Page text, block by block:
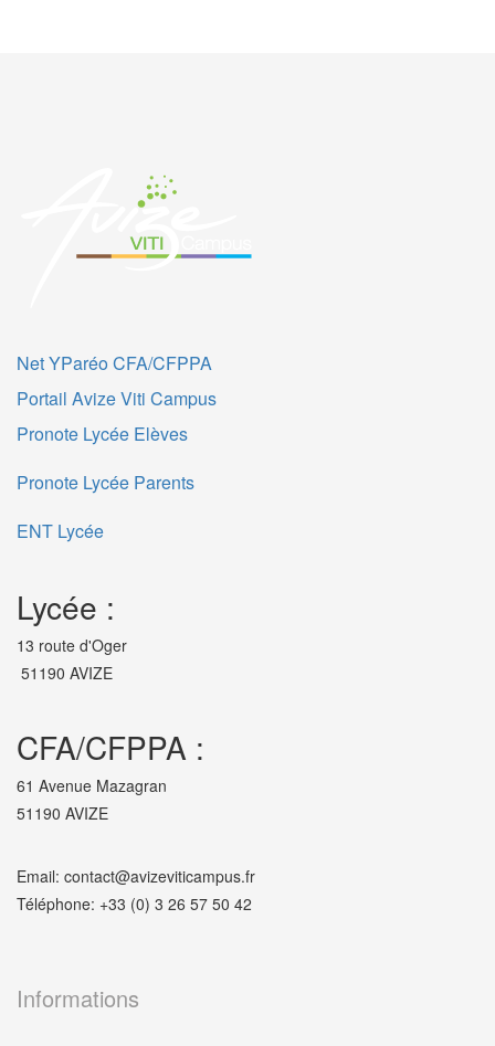
Net YParéo CFA/CFPPA
Portail Avize Viti Campus
Pronote Lycée Elèves
Pronote Lycée Parents
ENT Lycée
Lycée :
13 route d'Oger
51190 AVIZE
CFA/CFPPA :
61 Avenue Mazagran
51190 AVIZE
Email: contact@avizeviticampus.fr
Téléphone: +33 (0) 3 26 57 50 42
Informations